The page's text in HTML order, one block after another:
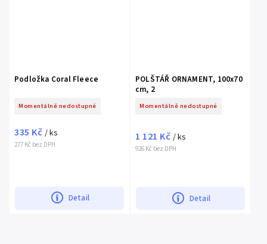
Podložka Coral Fleece
Momentálně nedostupné
277 Kč bez DPH
335 Kč / ks
Detail
POLŠTÁŘ ORNAMENT, 100x70
cm, 2
Momentálně nedostupné
926 Kč bez DPH
1 121 Kč / ks
Detail